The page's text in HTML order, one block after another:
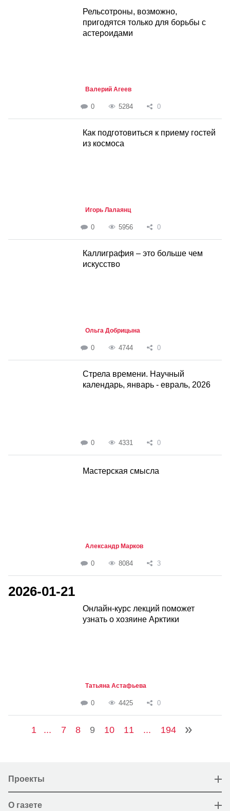
Рельсотроны, возможно,
пригодятся только для борьбы с
астероидами
Валерий Агеев
0 5284 0
Как подготовиться к приему гостей
из космоса
Игорь Лалаянц
0 5956 0
Каллиграфия – это больше чем
искусство
Ольга Добрицына
0 4744 0
Стрела времени. Научный
календарь, январь - евраль, 2026
0 4331 0
Мастерская смысла
Александр Марков
0 8084 3
2026-01-21
Онлайн-курс лекций поможет
узнать о хозяине Арктики
Татьяна Астафьева
0 4425 0
1 ... 7 8 9 10 11 ... 194
Проекты
О газете